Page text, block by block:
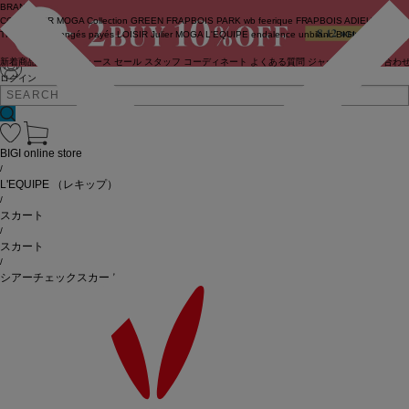
ログイン
BRAND
COUTURIER MOGA Collection GREEN FRAPBOIS PARK wb feerique FRAPBOIS ADIEU
TRISTESSE
congés payés LOISIR Julier MOGA L'EQUIPE endalence unbilanc BIGI online store
新着商品 ニュース セール スタッフ コーディネート よくある質問 ジャーナル お問い合わ
BIGI online store
/
L'EQUIPE （レキップ）
/
スカート
/
スカート
/
シアーチェックスカート